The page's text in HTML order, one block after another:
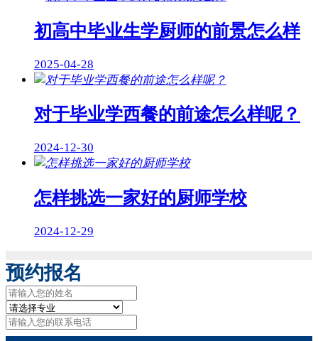
初高中毕业生学厨师的前景怎么样
2025-04-28
对于毕业学西餐的前途怎么样呢？
2024-12-30
怎样挑选一家好的厨师学校
2024-12-29
预约报名